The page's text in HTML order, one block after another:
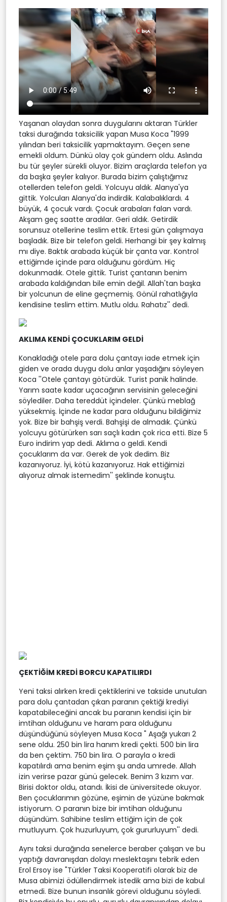
Yaşanan olaydan sonra duygularını aktaran Türkler
taksi durağında taksicilik yapan Musa Koca "1999
yılından beri taksicilik yapmaktayım. Geçen sene
emekli oldum. Dünkü olay çok gündem oldu. Aslında
bu tür şeyler sürekli oluyor. Bizim araçlarda telefon ya
da başka şeyler kalıyor. Burada bizim çalıştığımız
otellerden telefon geldi. Yolcuyu aldık. Alanya'ya
gittik. Yolcuları Alanya'da indirdik. Kalabalıklardı. 4
büyük, 4 çocuk vardı. Çocuk arabaları falan vardı.
Akşam geç saatte aradılar. Geri aldık. Getirdik
sorunsuz otellerine teslim ettik. Ertesi gün çalışmaya
başladık. Bize bir telefon geldi. Herhangi bir şey kalmış
mı diye. Baktık arabada küçük bir çanta var. Kontrol
ettiğimde içinde para olduğunu gördüm. Hiç
dokunmadık. Otele gittik. Turist çantanın benim
arabada kaldığından bile emin değil. Allah'tan başka
bir yolcunun de eline geçmemiş. Gönül rahatlığıyla
kendisine teslim ettim. Mutlu oldu. Rahatız'' dedi.
AKLIMA KENDİ ÇOCUKLARIM GELDİ
Konakladığı otele para dolu çantayı iade etmek için
giden ve orada duygu dolu anlar yaşadığını söyleyen
Koca ''Otele çantayı götürdük. Turist panik halinde.
Yarım saate kadar uçacağının servisinin geleceğini
söylediler. Daha tereddüt içindeler. Çünkü meblağ
yüksekmiş. İçinde ne kadar para olduğunu bildiğimiz
yok. Bize bir bahşiş verdi. Bahşişi de almadık. Çünkü
yolcuyu götürürken sarı saçlı kadın çok rica etti. Bize 5
Euro indirim yap dedi. Aklıma o geldi. Kendi
çocuklarım da var. Gerek de yok dedim. Biz
kazanıyoruz. İyi, kötü kazanıyoruz. Hak ettiğimizi
alıyoruz almak istemedim'' şeklinde konuştu.
ÇEKTİĞİM KREDİ BORCU KAPATILIRDI
Yeni taksi alırken kredi çektiklerini ve takside unutulan
para dolu çantadan çıkan paranın çektiği krediyi
kapatabileceğini ancak bu paranın kendisi için bir
imtihan olduğunu ve haram para olduğunu
düşündüğünü söyleyen Musa Koca " Aşağı yukarı 2
sene oldu. 250 bin lira hanım kredi çekti. 500 bin lira
da ben çektim. 750 bin lira. O parayla o kredi
kapatılırdı ama benim eşim şu anda umrede. Allah
izin verirse pazar günü gelecek. Benim 3 kızım var.
Birisi doktor oldu, atandı. İkisi de üniversitede okuyor.
Ben çocuklarımın gözüne, eşimin de yüzüne bakmak
istiyorum. O paranın bize bir imtihan olduğunu
düşündüm. Sahibine teslim ettiğim için de çok
mutluyum. Çok huzurluyum, çok gururluyum'' dedi.
Aynı taksi durağında senelerce beraber çalışan ve bu
yaptığı davranışdan dolayı meslektaşını tebrik eden
Erol Ersoy ise "Türkler Taksi Kooperatifi olarak biz de
Musa abimizi ödüllendirmek istedik ama bizi de kabul
etmedi. Bize bunun insanlık görevi olduğunu söyledi.